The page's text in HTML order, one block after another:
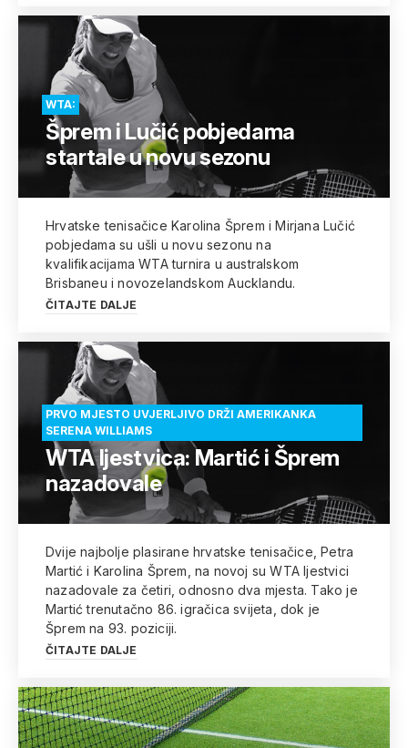
WTA:
Šprem i Lučić pobjedama
startale u novu sezonu
Hrvatske tenisačice Karolina Šprem i Mirjana Lučić
pobjedama su ušli u novu sezonu na
kvalifikacijama WTA turnira u australskom
Brisbaneu i novozelandskom Aucklandu.
ČITAJTE DALJE
PRVO MJESTO UVJERLJIVO DRŽI AMERIKANKA
SERENA WILLIAMS
WTA ljestvica: Martić i Šprem
nazadovale
Dvije najbolje plasirane hrvatske tenisačice, Petra
Martić i Karolina Šprem, na novoj su WTA ljestvici
nazadovale za četiri, odnosno dva mjesta. Tako je
Martić trenutačno 86. igračica svijeta, dok je
Šprem na 93. poziciji.
ČITAJTE DALJE